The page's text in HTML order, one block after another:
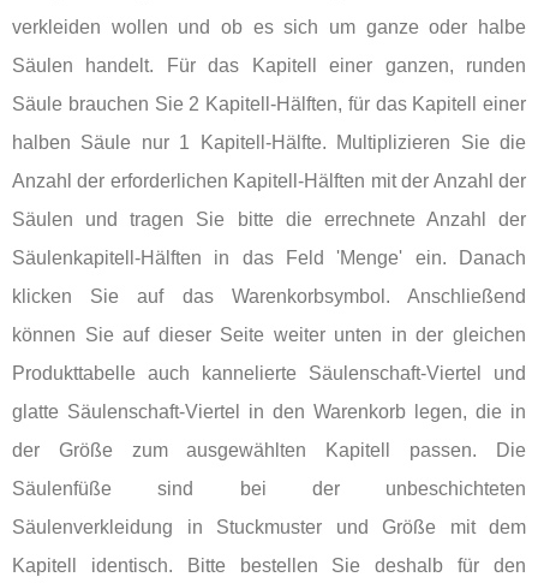
verkleiden wollen und ob es sich um ganze oder halbe
Säulen handelt. Für das Kapitell einer ganzen, runden
Säule brauchen Sie 2 Kapitell-Hälften, für das Kapitell einer
halben Säule nur 1 Kapitell-Hälfte. Multiplizieren Sie die
Anzahl der erforderlichen Kapitell-Hälften mit der Anzahl der
Säulen und tragen Sie bitte die errechnete Anzahl der
Säulenkapitell-Hälften in das Feld 'Menge' ein. Danach
klicken Sie auf das Warenkorbsymbol. Anschließend
können Sie auf dieser Seite weiter unten in der gleichen
Produkttabelle auch kannelierte Säulenschaft-Viertel und
glatte Säulenschaft-Viertel in den Warenkorb legen, die in
der Größe zum ausgewählten Kapitell passen. Die
Säulenfüße sind bei der unbeschichteten
Säulenverkleidung in Stuckmuster und Größe mit dem
Kapitell identisch. Bitte bestellen Sie deshalb für den